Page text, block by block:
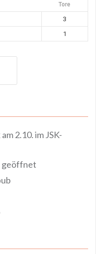
Tore
3
1
2.10. im JSK-
geöffnet